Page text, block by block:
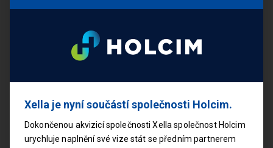
Hladítko zubové
692,10 Kč
Xella je nyní součástí společnosti Holcim.
Dokončenou akvizicí společnosti Xella společnost Holcim
urychluje naplnění své vize stát se předním partnerem